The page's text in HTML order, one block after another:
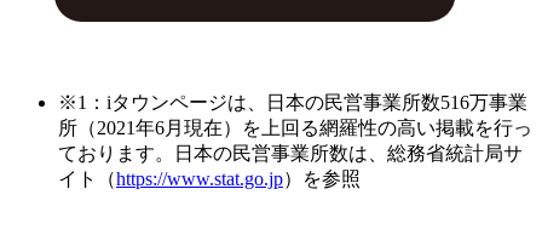
※1：iタウンページは、日本の民営事業所数516万事業
所（2021年6月現在）を上回る網羅性の高い掲載を行っ
ております。日本の民営事業所数は、総務省統計局サ
イト（https://www.stat.go.jp）を参照